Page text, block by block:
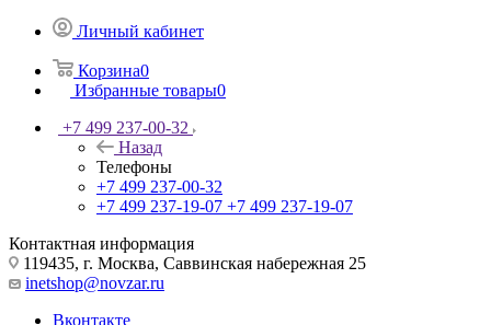
Личный кабинет
Корзина0
Избранные товары0
+7 499 237-00-32
Назад
Телефоны
+7 499 237-00-32
+7 499 237-19-07 +7 499 237-19-07
Контактная информация
119435, г. Москва, Саввинская набережная 25
inetshop@novzar.ru
Вконтакте